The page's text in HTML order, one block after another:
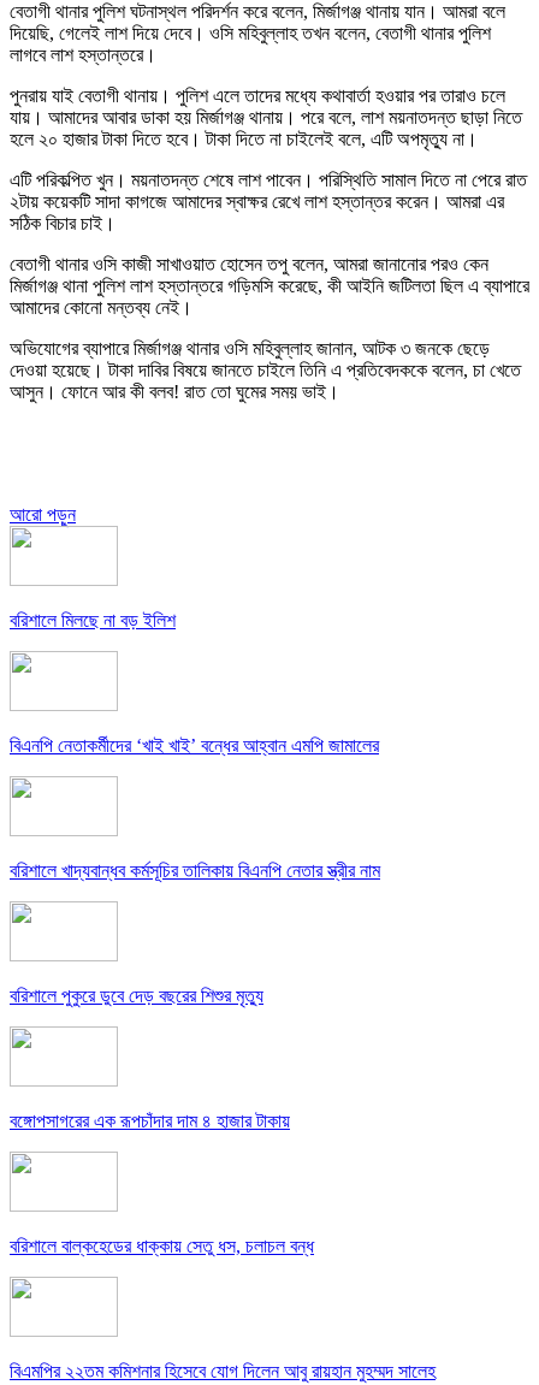
বেতাগী থানার পুলিশ ঘটনাস্থল পরিদর্শন করে বলেন, মির্জাগঞ্জ থানায় যান। আমরা বলে
দিয়েছি, গেলেই লাশ দিয়ে দেবে। ওসি মহিবুল্লাহ তখন বলেন, বেতাগী থানার পুলিশ
লাগবে লাশ হস্তান্তরে।
পুনরায় যাই বেতাগী থানায়। পুলিশ এলে তাদের মধ্যে কথাবার্তা হওয়ার পর তারাও চলে
যায়। আমাদের আবার ডাকা হয় মির্জাগঞ্জ থানায়। পরে বলে, লাশ ময়নাতদন্ত ছাড়া নিতে
হলে ২০ হাজার টাকা দিতে হবে। টাকা দিতে না চাইলেই বলে, এটি অপমৃত্যু না।
এটি পরিকল্পিত খুন। ময়নাতদন্ত শেষে লাশ পাবেন। পরিস্থিতি সামাল দিতে না পেরে রাত
২টায় কয়েকটি সাদা কাগজে আমাদের স্বাক্ষর রেখে লাশ হস্তান্তর করেন। আমরা এর
সঠিক বিচার চাই।
বেতাগী থানার ওসি কাজী সাখাওয়াত হোসেন তপু বলেন, আমরা জানানোর পরও কেন
মির্জাগঞ্জ থানা পুলিশ লাশ হস্তান্তরে গড়িমসি করেছে, কী আইনি জটিলতা ছিল এ ব্যাপারে
আমাদের কোনো মন্তব্য নেই।
অভিযোগের ব্যাপারে মির্জাগঞ্জ থানার ওসি মহিবুল্লাহ জানান, আটক ৩ জনকে ছেড়ে
দেওয়া হয়েছে। টাকা দাবির বিষয়ে জানতে চাইলে তিনি এ প্রতিবেদককে বলেন, চা খেতে
আসুন। ফোনে আর কী বলব! রাত তো ঘুমের সময় ভাই।
আরো পড়ুন
বরিশালে মিলছে না বড় ইলিশ
বিএনপি নেতাকর্মীদের ‘খাই খাই’ বন্ধের আহ্বান এমপি জামালের
বরিশালে খাদ্যবান্ধব কর্মসূচির তালিকায় বিএনপি নেতার স্ত্রীর নাম
বরিশালে পুকুরে ডুবে দেড় বছরের শিশুর মৃত্যু
বঙ্গোপসাগরের এক রূপচাঁদার দাম ৪ হাজার টাকায়
বরিশালে বাল্কহেডের ধাক্কায় সেতু ধস, চলাচল বন্ধ
বিএমপির ২২তম কমিশনার হিসেবে যোগ দিলেন আবু রায়হান মুহম্মদ সালেহ